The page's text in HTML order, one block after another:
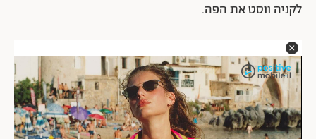
לקניה ווסט את הפה.